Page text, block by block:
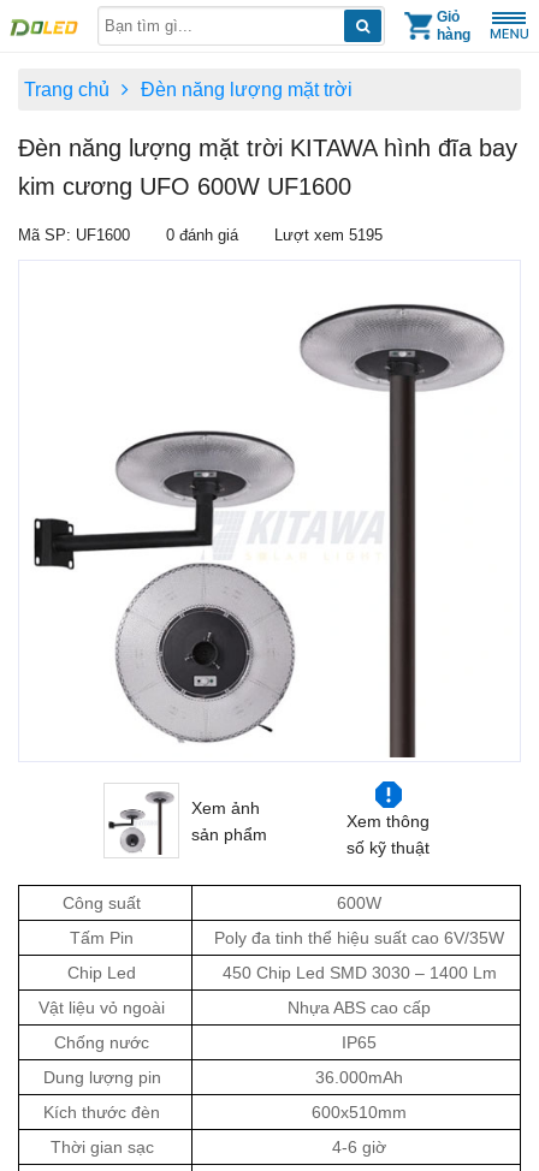
Giỏ
hàng
Trang chủ Đèn năng lượng mặt trời
Đèn năng lượng mặt trời KITAWA hình đĩa bay
kim cương UFO 600W UF1600
Mã SP: UF1600 0 đánh giá Lượt xem 5195
Xem ảnh
sản phẩm
Xem thông
số kỹ thuật
Công suất
600W
Tấm Pin
Poly đa tinh thể hiệu suất cao 6V/35W
Chip Led
450 Chip Led SMD 3030 – 1400 Lm
Vật liệu vỏ ngoài
Nhựa ABS cao cấp
Chống nước
IP65
Dung lượng pin
36.000mAh
Kích thước đèn
600x510mm
Thời gian sạc
4-6 giờ